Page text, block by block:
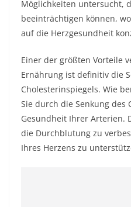
Möglichkeiten untersucht,
beeinträchtigen können,
auf die Herzgesundheit
Einer der größten Vorteile
Ernährung ist definitiv die
Cholesterinspiegels. Wie
Sie durch die Senkung des
Gesundheit Ihrer Arterien.
die Durchblutung zu
Ihres Herzens zu